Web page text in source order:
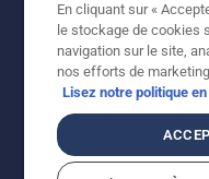
© Husqvarna AB
indiqués sont des
indiqués sont des
incluse), sauf si le
Politique relative
En cliquant sur «
le stockage de cookies
navigation sur le site,
nos efforts de
Lisez notre politique